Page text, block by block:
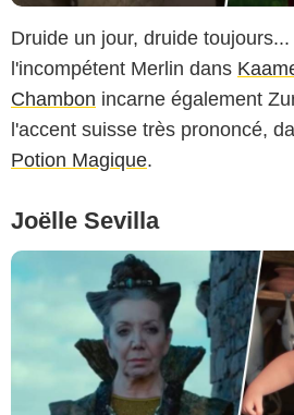
Druide un jour, druide
l'incompétent Merlin dans
Chambon incarne également
l'accent suisse très prononcé,
Potion Magique.
Joëlle Sevilla